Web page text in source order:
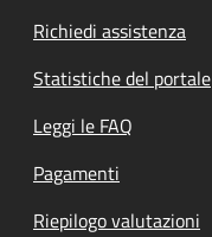
Richiedi assistenza
Statistiche del portale
Leggi le FAQ
Pagamenti
Riepilogo valutazioni